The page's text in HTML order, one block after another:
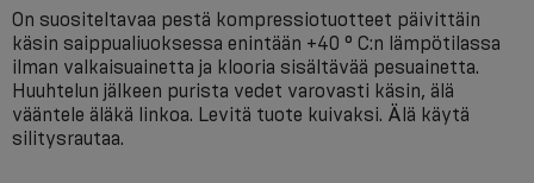
On suositeltavaa pestä kompressiotuotteet päivittäin
käsin saippualiuoksessa enintään +40 ° С:n lämpötilassa
ilman valkaisuainetta ja klooria sisältävää pesuainetta.
Huuhtelun jälkeen purista vedet varovasti käsin, älä
vääntele äläkä linkoa. Levitä tuote kuivaksi. Älä käytä
silitysrautaa.